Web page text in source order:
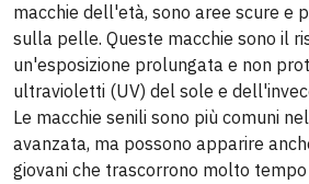
macchie dell'età, sono aree scure e
sulla pelle. Queste macchie sono il
un'esposizione prolungata e non
ultravioletti (UV) del sole e
Le macchie senili sono più comuni
avanzata, ma possono apparire
giovani che trascorrono molto